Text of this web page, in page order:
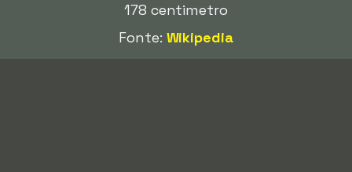
178 centimetro
Fonte: Wikipedia